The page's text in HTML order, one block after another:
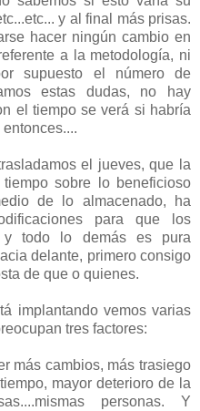
y al final más prisas.
hacer ningún cambio en
a la metodología, ni
supuesto el número de
estas dudas, no hay
el tiempo se verá si habría
el jueves, que la
sobre lo beneficioso
de lo almacenado, ha
para que los
y todo lo demás es pura
delante, primero consigo
de que o quienes.
implantando vemos varias
tres factores:
más cambios, más trasiego
mayor deterioro de la
personas. Y